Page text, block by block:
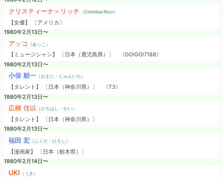
クリスティーナ＝リッチ （Christina Ricci）
【女優】 〔アメリカ〕
1980年2月13日〜
アッコ （あっこ）
【ミュージシャン】 〔日本（鹿児島県）〕
《GO!GO!7188》
1980年2月13日〜
小俣 順一（おまた・じゅんいち）
【タレント】 〔日本（神奈川県）〕
《T3》
1980年2月13日〜
広橋 佳以 （ひろはし・かい）
【タレント】 〔日本（神奈川県）〕
1980年2月13日〜
福田 宏（ふくだ・ひろし）
【漫画家】 〔日本（栃木県）〕
1980年2月14日〜
UKI （うき）